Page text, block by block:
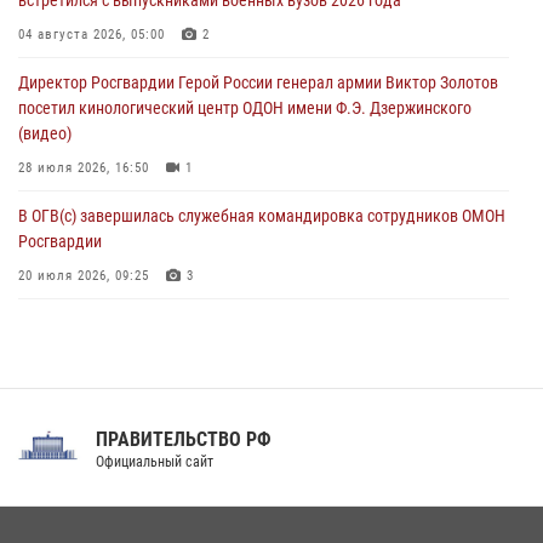
Комплексные проверки безопасности объектов образования с
08 августа 2026, 04:01
04 августа 2026, 05:00 2
Директор Росгвардии Герой России генерал армии Виктор Золотов
посетил кинологический центр ОДОН имени Ф.Э. Дзержинского
(видео)
28 июля 2026, 16:50 1
В ОГВ(с) завершилась служебная командировка сотрудников ОМОН
Росгвардии
20 июля 2026, 09:25 3
Праздник «Один день с Росгвардией» к 105-летию Центрального
ПРАВИТЕЛЬСТВО РФ
Официальный сайт